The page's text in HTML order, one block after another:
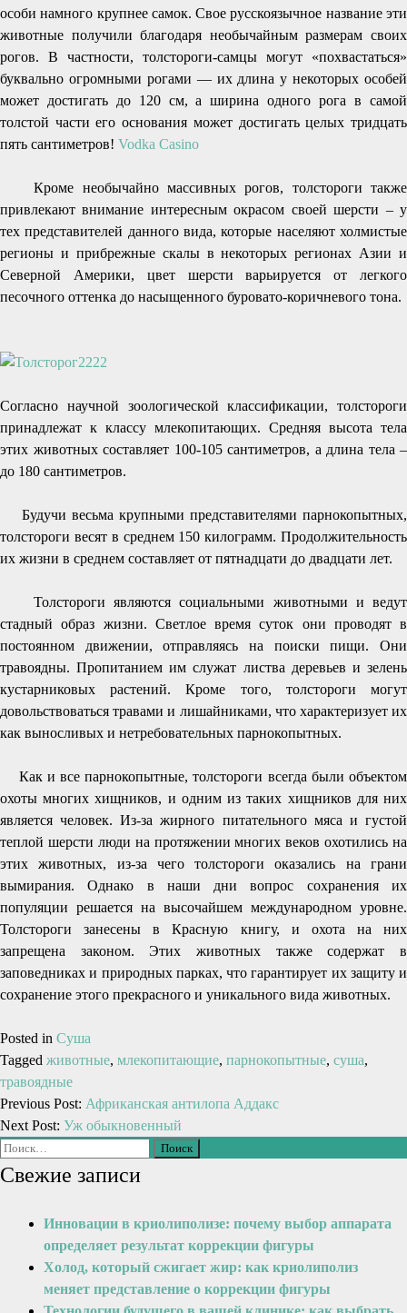
особи намного крупнее самок. Свое русскоязычное название эти
животные получили благодаря необычайным размерам своих
рогов. В частности, толстороги-самцы могут «похвастаться»
буквально огромными рогами — их длина у некоторых особей
может достигать до 120 см, а ширина одного рога в самой
толстой части его основания может достигать целых тридцать
пять сантиметров! Vodka Casino
Кроме необычайно массивных рогов, толстороги также
привлекают внимание интересным окрасом своей шерсти – у
тех представителей данного вида, которые населяют холмистые
регионы и прибрежные скалы в некоторых регионах Азии и
Северной Америки, цвет шерсти варьируется от легкого
песочного оттенка до насыщенного буровато-коричневого тона.
Согласно научной зоологической классификации, толстороги
принадлежат к классу млекопитающих. Средняя высота тела
этих животных составляет 100-105 сантиметров, а длина тела –
до 180 сантиметров.
Будучи весьма крупными представителями парнокопытных,
толстороги весят в среднем 150 килограмм. Продолжительность
их жизни в среднем составляет от пятнадцати до двадцати лет.
Толстороги являются социальными животными и ведут
стадный образ жизни. Светлое время суток они проводят в
постоянном движении, отправляясь на поиски пищи. Они
травоядны. Пропитанием им служат листва деревьев и зелень
кустарниковых растений. Кроме того, толстороги могут
довольствоваться травами и лишайниками, что характеризует их
как выносливых и нетребовательных парнокопытных.
Как и все парнокопытные, толстороги всегда были объектом
охоты многих хищников, и одним из таких хищников для них
является человек. Из-за жирного питательного мяса и густой
теплой шерсти люди на протяжении многих веков охотились на
этих животных, из-за чего толстороги оказались на грани
вымирания. Однако в наши дни вопрос сохранения их
популяции решается на высочайшем международном уровне.
Толстороги занесены в Красную книгу, и охота на них
запрещена законом. Этих животных также содержат в
заповедниках и природных парках, что гарантирует их защиту и
сохранение этого прекрасного и уникального вида животных.
Posted in Суша
Tagged животные, млекопитающие, парнокопытные, суша,
травоядные
Previous Post: Африканская антилопа Аддакс
Next Post: Уж обыкновенный
Свежие записи
Инновации в криолиполизе: почему выбор аппарата
определяет результат коррекции фигуры
Холод, который сжигает жир: как криолиполиз
меняет представление о коррекции фигуры